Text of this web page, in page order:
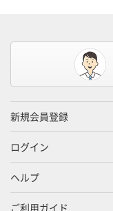
新規会員登録
ログイン
ヘルプ
ご利用ガイド